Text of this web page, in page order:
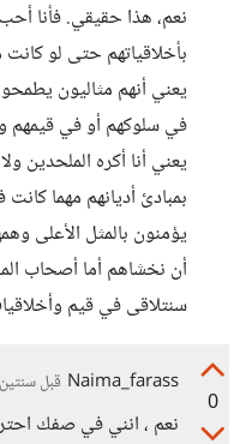
نعم، هذا حقيقي. فأنا
بأخلاقياتهم حتى لو
يعني أنهم مثاليون
في سلوكهم أو في قيمهم
يعني أنا أكره الملحدين
بمبادئ أديانهم مهما
يؤمنون بالمثل الأعلى
أن نخشاهم أما أصحاب
سنتلاقى في قيم
0
Naima_farass قبل سنتين
نعم ، انني في صفك